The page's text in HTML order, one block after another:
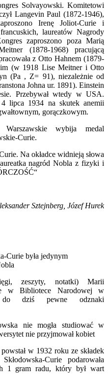
Solvayowski. Komitetowi
Langevin Paul (1872-1946),
Irenę Joliot-Curie i
laureatów Nagrody
zaproszono poza Marią
(1878-1968) pracującą
z Otto Hahnem (1879-
(w 1918 Lise Meitner i Otto
(Pa , Z= 91), niezależnie od
Johna ur. 1891). Einstein
Przebywał wtedy w USA.
4 lipca 1934 na skutek anemii
gorączkowym.
wybija medal
Curie.
Na okładce widnieją słowa
nagród Nobla z fizyki i
Sztejnberg, Józef Hurek
Curie była jedynym
zeszyty, notatki) Marii
w Bibliotece Narodowej w
do dziś pewne odznaki
nie mogła studiować w
nie przyjmował kobiet
w 1932 roku ze składek
Curie podarowała
1 gram radu, który był wart